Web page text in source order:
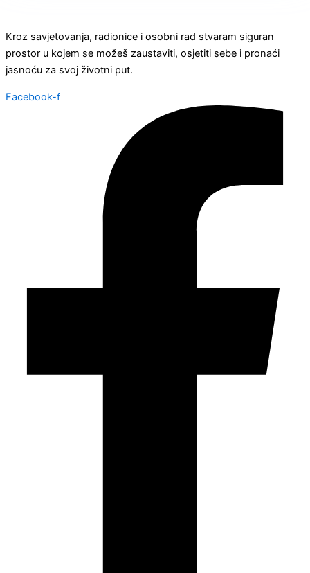
Kroz savjetovanja, radionice i osobni rad stvaram siguran
prostor u kojem se možeš zaustaviti, osjetiti sebe i pronaći
jasnoću za svoj životni put.
Facebook-f